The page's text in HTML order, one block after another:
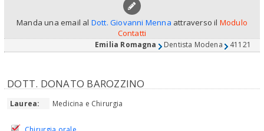
Manda una email al Dott. Giovanni Menna attraverso il Modulo
Contatti
Emilia Romagna Dentista Modena 41121
DOTT. DONATO BAROZZINO
Laurea: Medicina e Chirurgia